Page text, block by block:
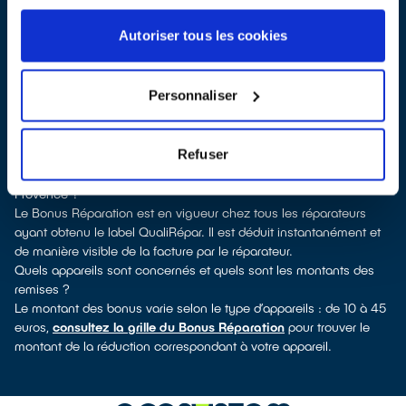
Autoriser tous les cookies
Personnaliser
Refuser
labellisés QualiRépar. En cliquant sur la fiche détaillée du
réparateur, vous découvrirez pour quels types d’appareils ce
électroménager, TV, téléphone mobile, outillage électroportatif : à
chaque famille d’appareils son réparateur spécialisé et labellisé
QualiRépar.
Comment bénéficier du Bonus Réparation à Peyrolles-en-
Provence ?
Le Bonus Réparation est en vigueur chez tous les réparateurs
ayant obtenu le label QualiRépar. Il est déduit instantanément et
de manière visible de la facture par le réparateur.
Quels appareils sont concernés et quels sont les montants des
remises ?
Le montant des bonus varie selon le type d’appareils : de 10 à 45
euros, consultez la grille du Bonus Réparation pour trouver le
montant de la réduction correspondant à votre appareil.